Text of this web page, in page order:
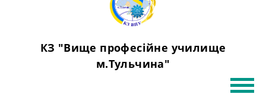
КЗ "Вище професійне училище
м.Тульчина"